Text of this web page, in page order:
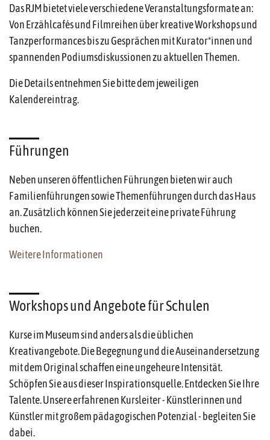
Das RJM bietet viele verschiedene Veranstaltungsformate an:
Von Erzählcafés und Filmreihen über kreative Workshops und
Tanzperformances bis zu Gesprächen mit Kurator*innen und
spannenden Podiumsdiskussionen zu aktuellen Themen.
Die Details entnehmen Sie bitte dem jeweiligen
Kalendereintrag.
Führungen
Neben unseren öffentlichen Führungen bieten wir auch
Familienführungen sowie Themenführungen durch das Haus
an. Zusätzlich können Sie jederzeit eine private Führung
buchen.
Weitere Informationen
Workshops und Angebote für Schulen
Kurse im Museum sind anders als die üblichen
Kreativangebote. Die Begegnung und die Auseinandersetzung
mit dem Original schaffen eine ungeheure Intensität.
Schöpfen Sie aus dieser Inspirationsquelle. Entdecken Sie Ihre
Talente. Unsere erfahrenen Kursleiter - Künstlerinnen und
Künstler mit großem pädagogischen Potenzial - begleiten Sie
dabei.